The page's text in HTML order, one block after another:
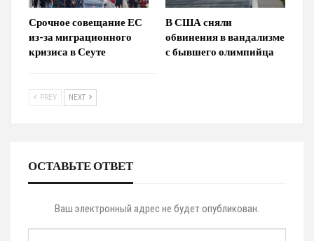
Срочное совещание ЕС
из-за миграционного
кризиса в Сеуте
В США сняли
обвинения в вандализме
с бывшего олимпийца
PREV NEXT
ОСТАВЬТЕ ОТВЕТ
Ваш электронный адрес не будет опубликован.